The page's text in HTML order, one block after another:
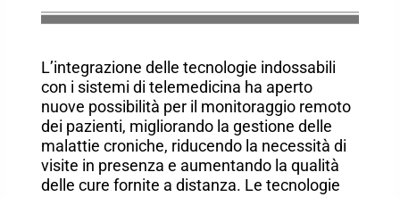
L’integrazione delle tecnologie indossabili
con i sistemi di telemedicina ha aperto
nuove possibilità per il monitoraggio remoto
dei pazienti, migliorando la gestione delle
malattie croniche, riducendo la necessità di
visite in presenza e aumentando la qualità
delle cure fornite a distanza. Le tecnologie